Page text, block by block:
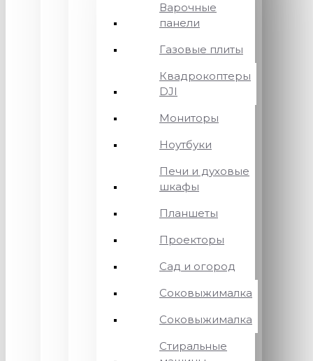
Варочные
панели
Газовые плиты
Квадрокоптеры
DJI
Мониторы
Ноутбуки
Печи и духовые
шкафы
Планшеты
Проекторы
Сад и огород
Соковыжималка
Соковыжималка
Стиральные